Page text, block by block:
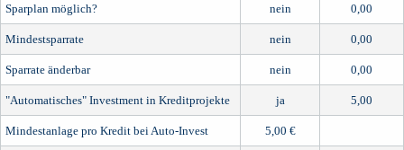
Sparplan möglich? nein 0,00
Mindestsparrate nein 0,00
Sparrate änderbar nein 0,00
"Automatisches" Investment in Kreditprojekte ja 5,00
Mindestanlage pro Kredit bei Auto-Invest 5,00 €